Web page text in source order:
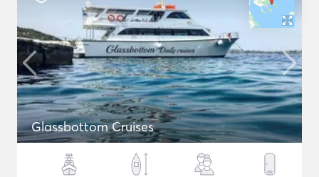
Glassbottom Cruises